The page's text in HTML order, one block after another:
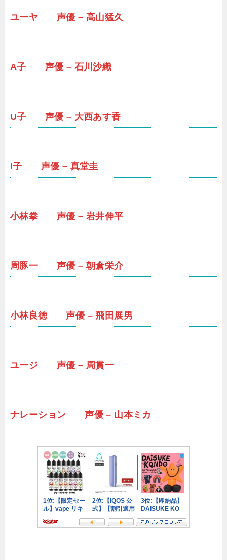
ユーヤ 声優 – 高山猛久
A子 声優 – 石川沙織
U子 声優 – 大西あす香
I子 声優 – 真堂圭
小林拳 声優 – 岩井伸平
周豚一 声優 – 朝倉栄介
小林良徳 声優 – 飛田展男
ユージ 声優 – 周貫一
ナレーション 声優 – 山本ミカ